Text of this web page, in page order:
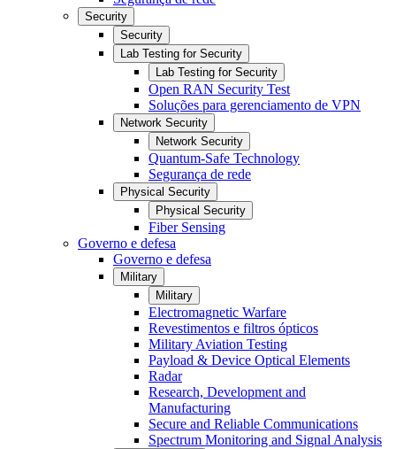
Security
Security
Lab Testing for Security
Lab Testing for Security
Open RAN Security Test
Soluções para gerenciamento de VPN
Network Security
Network Security
Quantum-Safe Technology
Segurança de rede
Physical Security
Physical Security
Fiber Sensing
Governo e defesa
Governo e defesa
Military
Military
Electromagnetic Warfare
Revestimentos e filtros ópticos
Military Aviation Testing
Payload & Device Optical Elements
Radar
Research, Development and
Manufacturing
Secure and Reliable Communications
Spectrum Monitoring and Signal Analysis